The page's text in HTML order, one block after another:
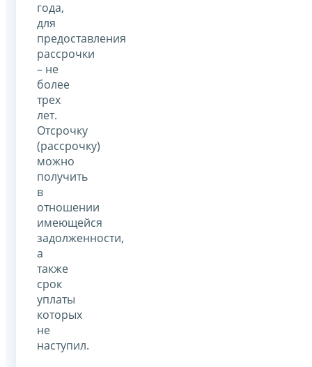
года,
для
предоставления
рассрочки
– не
более
трех
лет.
Отсрочку
(рассрочку)
можно
получить
в
отношении
имеющейся
задолженности,
а
также
срок
уплаты
которых
не
наступил.